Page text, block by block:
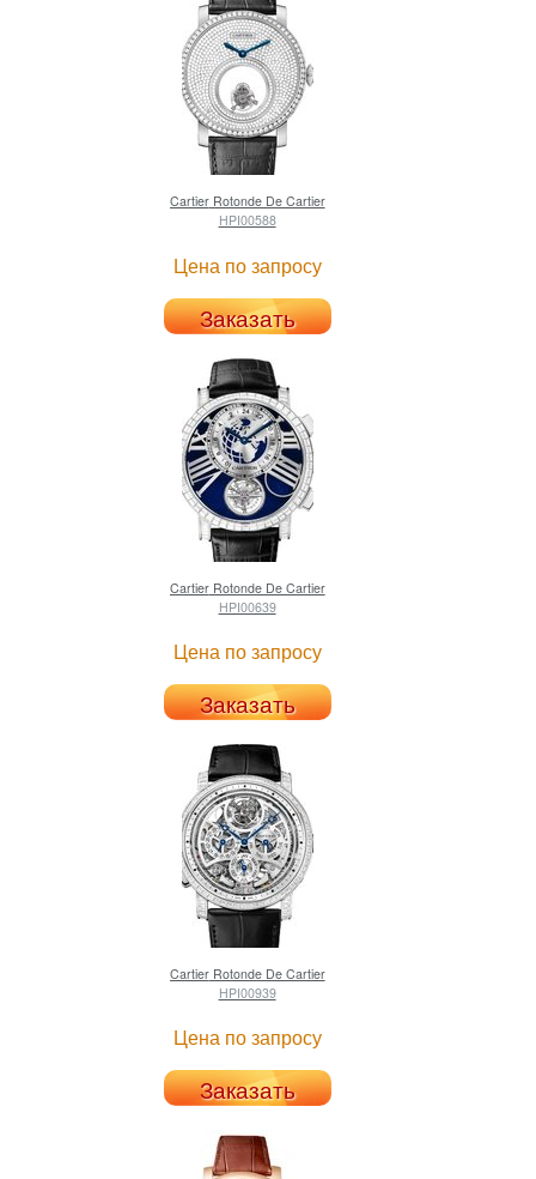
CartierRotonde De Cartier
HPI00588
Цена по запросу
Заказать
CartierRotonde De Cartier
HPI00639
Цена по запросу
Заказать
CartierRotonde De Cartier
HPI00939
Цена по запросу
Заказать